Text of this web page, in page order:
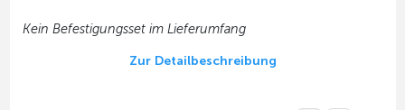
Kein Befestigungsset im Lieferumfang
Zur Detailbeschreibung